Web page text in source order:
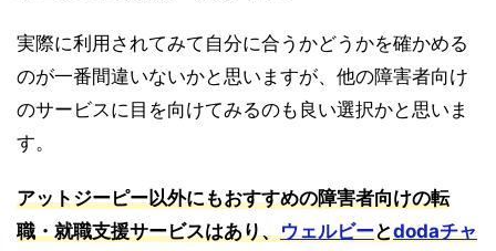
実際に利用されてみて自分に合うかどうかを確かめる
のが一番間違いないかと思いますが、他の障害者向け
のサービスに目を向けてみるのも良い選択かと思いま
す。
アットジーピー以外にもおすすめの障害者向けの転
職・就職支援サービスはあり、ウェルビーとdodaチャ